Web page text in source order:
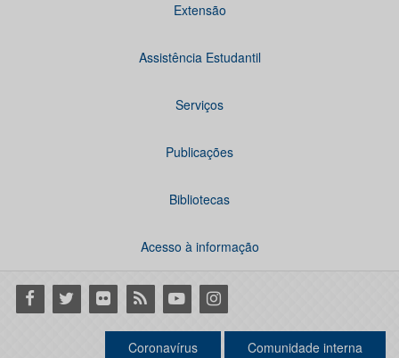
Extensão
Assistência Estudantil
Serviços
Publicações
Bibliotecas
Acesso à informação
Facebook
Twitter Flickr RSS YoutubeInstagram
Coronavírus Comunidade interna